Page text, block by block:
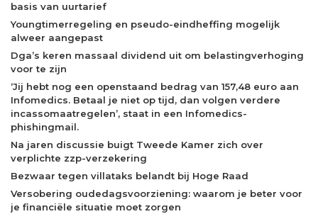
basis van uurtarief
Youngtimerregeling en pseudo-eindheffing mogelijk
alweer aangepast
Dga’s keren massaal dividend uit om belastingverhoging
voor te zijn
‘Jij hebt nog een openstaand bedrag van 157,48 euro aan
Infomedics. Betaal je niet op tijd, dan volgen verdere
incassomaatregelen’, staat in een Infomedics-
phishingmail.
Na jaren discussie buigt Tweede Kamer zich over
verplichte zzp-verzekering
Bezwaar tegen villataks belandt bij Hoge Raad
Versobering oudedagsvoorziening: waarom je beter voor
je financiële situatie moet zorgen